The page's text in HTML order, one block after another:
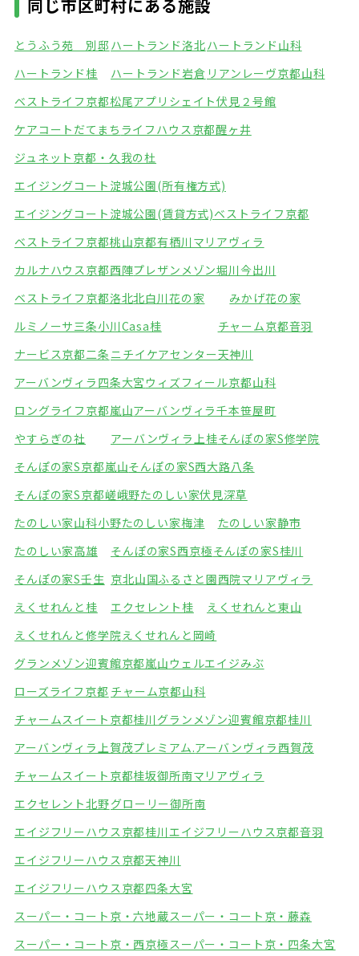
同じ市区町村にある施設
とうふう苑 別邸 ハートランド洛北ハートランド山科
ハートランド桂
ハートランド岩倉 リアンレーヴ京都山科
ベストライフ京都松尾アプリシェイト伏見２号館
ケアコートだてまち ライフハウス京都醒ヶ井
ジュネット京都・久我の杜
エイジングコート淀城公園(所有権方式)
エイジングコート淀城公園(賃貸方式)ベストライフ京都
ベストライフ京都桃山京都有栖川マリアヴィラ
カルナハウス京都西陣プレザンメゾン堀川今出川
ベストライフ京都洛北北白川花の家
みかげ花の家
ルミノーサ三条小川Casa桂
チャーム京都音羽
ナービス京都二条 ニチイケアセンター天神川
アーバンヴィラ四条大宮 ウィズフィール京都山科
ロングライフ京都嵐山アーバンヴィラ千本笹屋町
やすらぎの社
アーバンヴィラ上桂そんぽの家S修学院
そんぽの家S京都嵐山そんぽの家S西大路八条
そんぽの家S京都嵯峨野たのしい家伏見深草
たのしい家山科小野たのしい家梅津
たのしい家静市
たのしい家高雄
そんぽの家S西京極そんぽの家S桂川
そんぽの家S壬生 京北山国ふるさと園西院マリアヴィラ
えくせれんと桂
エクセレント桂
えくせれんと東山
えくせれんと修学院えくせれんと岡崎
グランメゾン迎賓館京都嵐山 ウェルエイジみぶ
ローズライフ京都 チャーム京都山科
チャームスイート京都桂川 グランメゾン迎賓館京都桂川
アーバンヴィラ上賀茂プレミアム.アーバンヴィラ西賀茂
チャームスイート京都桂坂御所南マリアヴィラ
エクセレント北野グローリー御所南
エイジフリーハウス京都桂川エイジフリーハウス京都音羽
エイジフリーハウス京都天神川
エイジフリーハウス京都四条大宮
スーパー・コート京・六地蔵スーパー・コート京・藤森
スーパー・コート京・西京極 スーパー・コート京・四条大宮